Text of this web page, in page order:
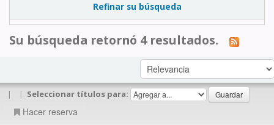
Refinar su búsqueda
Su búsqueda retornó 4 resultados.
| | Seleccionar títulos para:
Hacer reserva